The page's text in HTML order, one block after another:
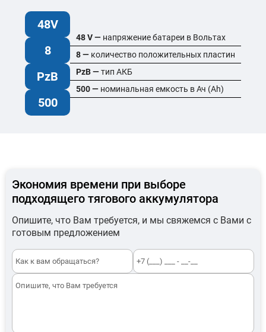
48V
8
PzB
500
48 V — напряжение батареи в Вольтах
500 — номинальная емкость в Ач (Ah)
8 — количество положительных пластин
PzB —тип АКБ
Экономия времени при выборе
подходящего тягового аккумулятора
Опишите, что Вам требуется, и мы свяжемся с Вами с
готовым предложением